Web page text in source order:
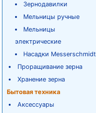
Зернодавилки
Мельницы ручные
Мельницы
электрические
Насадки Messerschmidt
Проращивание зерна
Хранение зерна
Бытовая техника
Аксессуары